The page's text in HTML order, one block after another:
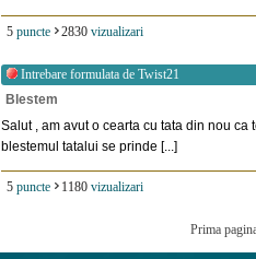
5 puncte 2830 vizualizari
Intrebare formulata de Twist21
Blestem
Salut , am avut o cearta cu tata din nou ca
blestemul tatalui se prinde [...]
5 puncte 1180 vizualizari
Prima